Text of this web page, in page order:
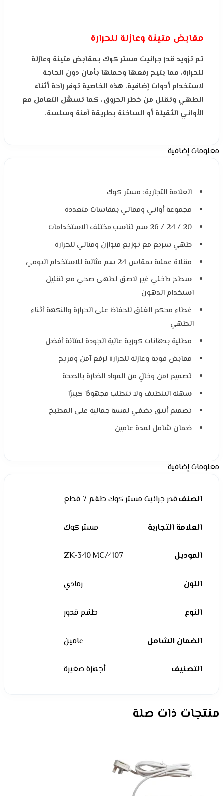
مقابض متينة وعازلة للحرارة
تم تزويد قدر جرانيت مستر كوك بمقابض متينة وعازلة
للحرارة، مما يتيح رفعها وحملها بأمان دون الحاجة
لاستخدام أدوات إضافية. هذه الخاصية توفر راحة أثناء
الطهي وتقلل من خطر الحروق، كما تسهّل التعامل مع
الأواني الثقيلة أو الساخنة بطريقة آمنة وسلسة.
معلومات إضافية
العلامة التجارية: مستر كوك
مجموعة أواني ومقالي بمقاسات متعددة
طهي سريع مع توزيع متوازن ومثالي للحرارة
مقلاة عملية بمقاس 24 سم مثالية للاستخدام اليومي
سطح داخلي غير لاصق لطهي صحي مع تقليل
استخدام الدهون
غطاء محكم الغلق للحفاظ على الحرارة والنكهة أثناء
الطهي
مطلية بدهانات كورية عالية الجودة لمتانة أفضل
مقابض قوية وعازلة للحرارة لرفع آمن ومريح
تصميم آمن وخالٍ من المواد الضارة بالصحة
سهلة التنظيف ولا تتطلب مجهودًا كبيرًا
تصميم أنيق يضفي لمسة جمالية على المطبخ
ضمان شامل لمدة عامين
معلومات إضافية
الصنفقدر جرانيت مستر كوك طقم 7 قطع
العلامة التجارية مستر كوك
الموديل ZK-340 MC/4107
اللون رمادي
النوع طقم قدور
الضمان الشامل عامين
التصنيف أجهزة صغيرة
منتجات ذات صلة